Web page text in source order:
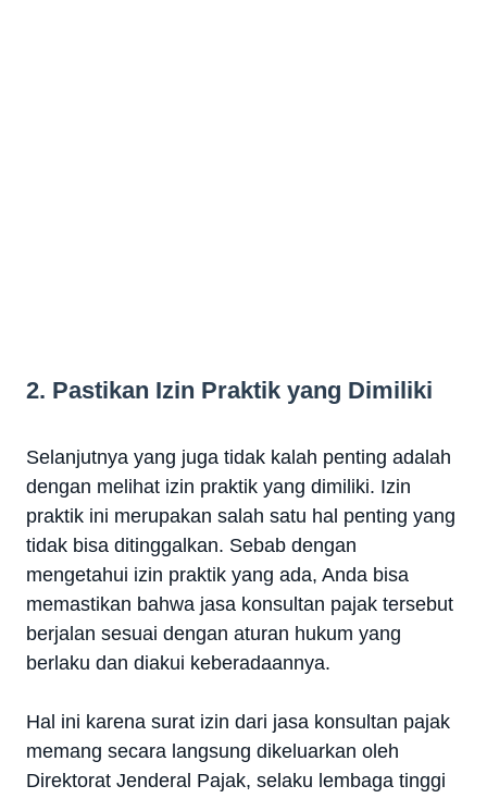
2. Pastikan Izin Praktik yang Dimiliki
Selanjutnya yang juga tidak kalah penting adalah
dengan melihat izin praktik yang dimiliki. Izin
praktik ini merupakan salah satu hal penting yang
tidak bisa ditinggalkan. Sebab dengan
mengetahui izin praktik yang ada, Anda bisa
memastikan bahwa jasa konsultan pajak tersebut
berjalan sesuai dengan aturan hukum yang
berlaku dan diakui keberadaannya.
Hal ini karena surat izin dari jasa konsultan pajak
memang secara langsung dikeluarkan oleh
Direktorat Jenderal Pajak, selaku lembaga tinggi